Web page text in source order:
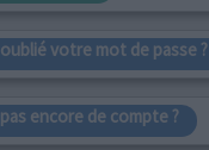
oublié votre mot de passe ?
pas encore de compte ?